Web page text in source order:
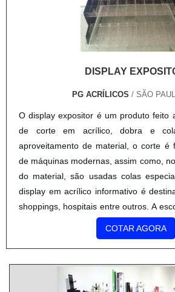
DISPLAY
PG ACRÍLICOS / SÃO
O display expositor é um produto feito
de corte em acrílico, dobra e
aproveitamento de material, o corte é
de máquinas modernas, assim como,
do material, são usadas colas
display em acrílico informativo é
shoppings, hospitais entre outros. A
é o fato dele ser uma peça simples,
COTAR AGORA